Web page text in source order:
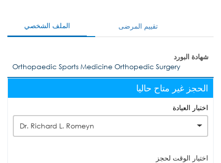
الملف الشخصي تقييم المرضى
شهادة البورد
Orthopaedic Sports Medicine Orthopedic Surgery
الحجز غير متاح حاليا
اختيار العيادة
Dr. Richard L. Romeyn
اختيار الوقت لحجز